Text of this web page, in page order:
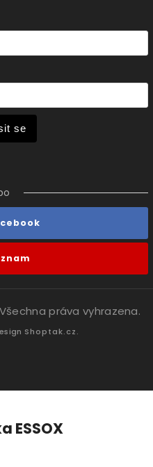
se
práva vyhrazena.
Shoptak.cz.
ESSOX